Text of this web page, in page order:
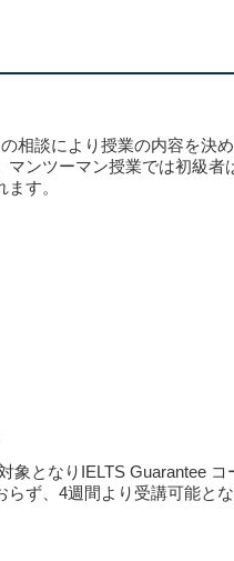
相談により授業の内容を決
ンツーマン授業では初級
す。
象となりIELTS Guarantee
ず、4週間より受講可能と